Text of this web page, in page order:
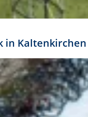
in Kaltenkirchen